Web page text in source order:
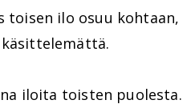
toisen ilo osuu kohtaan,
iloita toisten puolesta.